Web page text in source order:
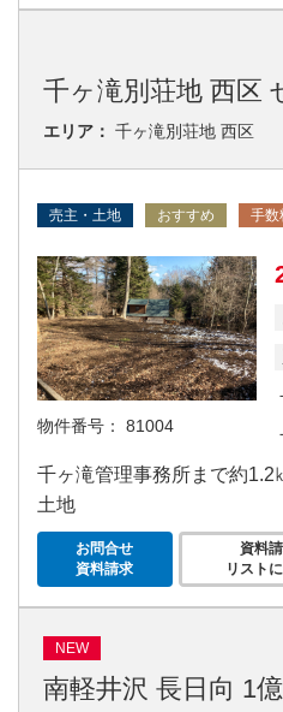
千ヶ滝別荘地 西区
エリア： 千ヶ滝別荘地 西区
売主・土地 おすすめ 手数
物件番号： 81004
千ヶ滝管理事務所まで約1.2
土地
お問合せ
資料請求
資料
リスト
南軽井沢 長日向 1
NEW